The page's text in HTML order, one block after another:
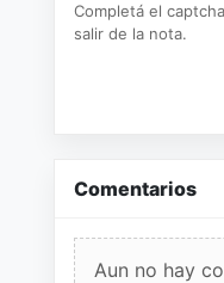
Completá el
salir de la nota.
Comentarios
Aun no hay